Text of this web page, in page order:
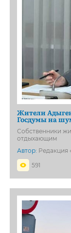
Жители
Госдумы на
Собственники
отдыхающим
Автор: Редакция
591